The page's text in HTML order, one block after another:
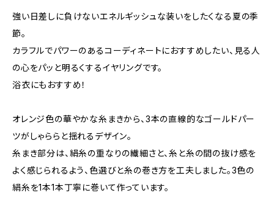
強い日差しに負けないエネルギッシュな装いをしたくなる夏の季
節。
カラフルでパワーのあるコーディネートにおすすめしたい、見る人
の心をパッと明るくするイヤリングです。
浴衣にもおすすめ！
オレンジ色の華やかな糸まきから、3本の直線的なゴールドパー
ツがしゃららと揺れるデザイン。
糸まき部分は、絹糸の重なりの繊細さと、糸と糸の間の抜け感を
よく感じられるよう、色選びと糸の巻き方を工夫しました。3色の
絹糸を1本1本丁寧に巻いて作っています。